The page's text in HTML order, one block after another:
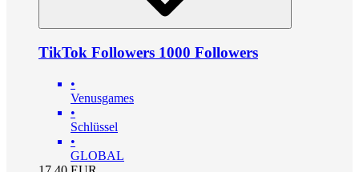
TikTok Followers 1000 Followers
•
Venusgames
•
Schlüssel
•
GLOBAL